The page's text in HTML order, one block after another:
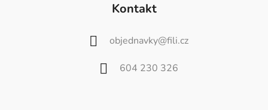
Kontakt
objednavky@fili.cz
604 230 326